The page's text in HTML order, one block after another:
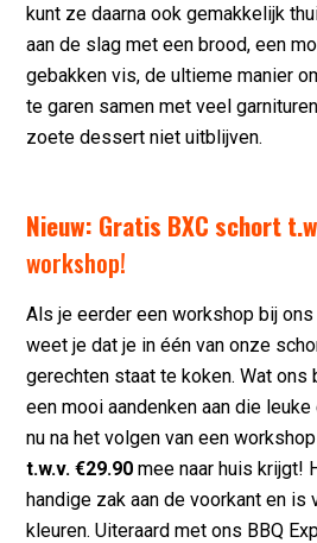
kunt ze daarna ook gemakkelijk
aan de slag met een brood, een
gebakken vis, de ultieme manier
te garen samen met veel
zoete dessert niet uitblijven.
Nieuw: Gratis BXC schort
workshop!
Als je eerder een workshop bij
weet je dat je in één van onze
gerechten staat te koken. Wat
een mooi aandenken aan die
nu na het volgen van een
t.w.v. €29.90 mee naar huis krijgt!
handige zak aan de voorkant en is
kleuren. Uiteraard met ons BBQ